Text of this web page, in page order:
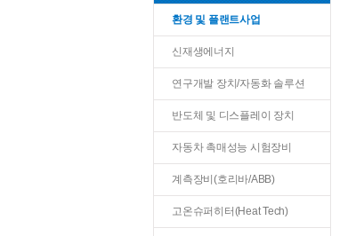
환경 및 플랜트사업
신재생에너지
연구개발 장치/자동화 솔루션
반도체 및 디스플레이 장치
자동차 촉매성능 시험장비
계측장비(호리바/ABB)
고온슈퍼히터(Heat Tech)